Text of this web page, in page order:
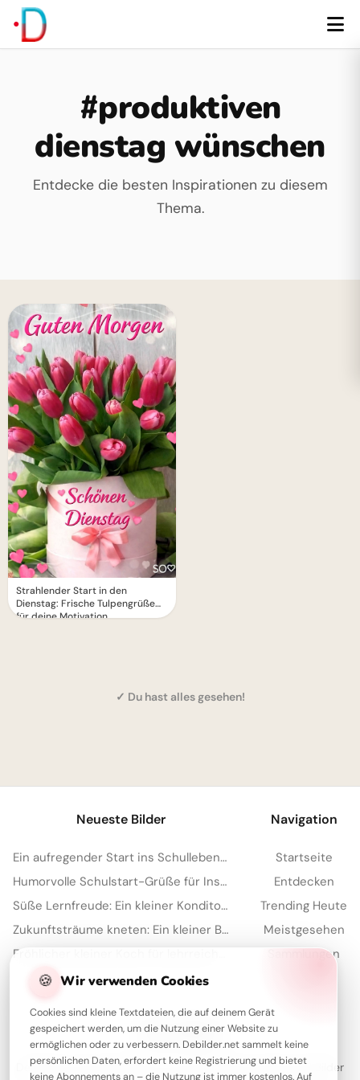
#produktiven
dienstag wünschen
Entdecke die besten Inspirationen zu diesem
Thema.
Strahlender Start in den
Dienstag: Frische Tulpengrüße
für deine Motivation
✓ Du hast alles gesehen!
🍪 Wir verwenden Cookies
Cookies sind kleine Textdateien, die auf deinem Gerät
gespeichert werden, um die Nutzung einer Website zu
ermöglichen oder zu verbessern. Debilder.net sammelt keine
persönlichen Daten, erfordert keine Registrierung und bietet
keine Abonnements an – die Nutzung ist immer kostenlos. Auf
Neueste Bilder
Ein aufregender Start ins Schulleben: Teilen Sie diese Freude auf Facebook!
Humorvolle Schulstart-Grüße für Instagram: Bereit für den ersten Schultag?
Süße Lernfreude: Ein kleiner Konditor inspiriert für deine Instagram Story
Zukunftsträume kneten: Ein kleiner Bäcker zeigt seine Kunst für Instagram.
Navigation
Startseite
Entdecken
Trending Heute
Meistgesehen
Sammlungen
Über Debilder
Debilder ist deine Plattform für die schönsten Grüße und Bilder